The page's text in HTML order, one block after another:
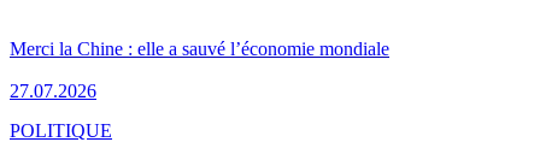
Merci la Chine : elle a sauvé l’économie mondiale
27.07.2026
POLITIQUE